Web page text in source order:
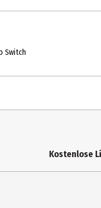
Switch
Kostenlose